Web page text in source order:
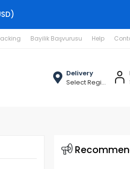
Bayilik Başvurusu Help
Delivery
Select Region